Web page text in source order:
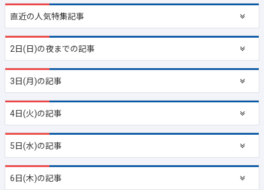
直近の人気特集記事
2日(日)の夜までの記事
3日(月)の記事
4日(火)の記事
5日(水)の記事
6日(木)の記事